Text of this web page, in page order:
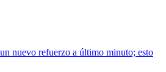
nuevo refuerzo a último minuto; esto